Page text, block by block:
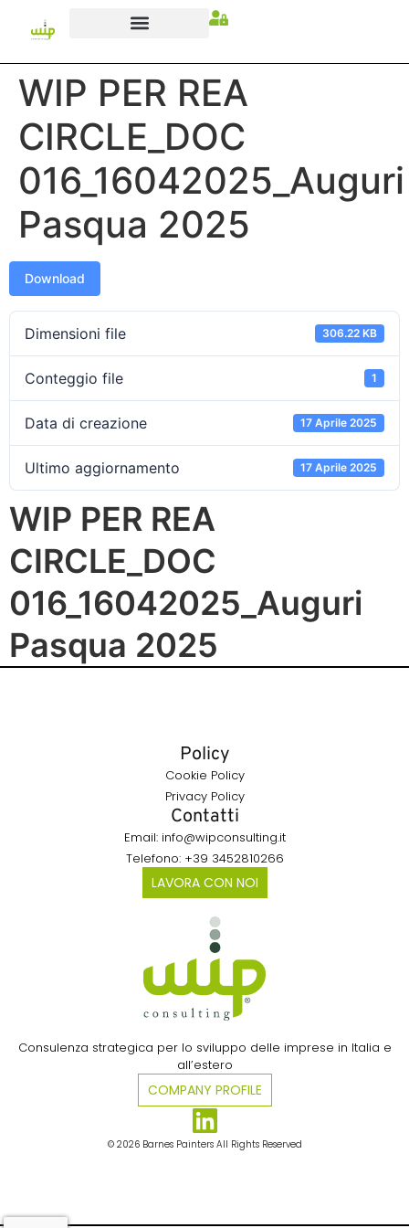
WIP PER REA
CIRCLE_DOC
016_16042025_Auguri
Pasqua 2025
Download
Dimensioni file 306.22 KB
Conteggio file 1
Data di creazione 17 Aprile 2025
Ultimo aggiornamento 17 Aprile 2025
WIP PER REA
CIRCLE_DOC
016_16042025_Auguri
Pasqua 2025
Consulenza strategica per lo sviluppo delle imprese in Italia e
all’estero​
COMPANY PROFILE
© 2026 Barnes Painters All Rights Reserved
Policy
Cookie Policy
Privacy Policy
Contatti
Email: info@wipconsulting.it
Telefono: +39 3452810266
LAVORA CON NOI